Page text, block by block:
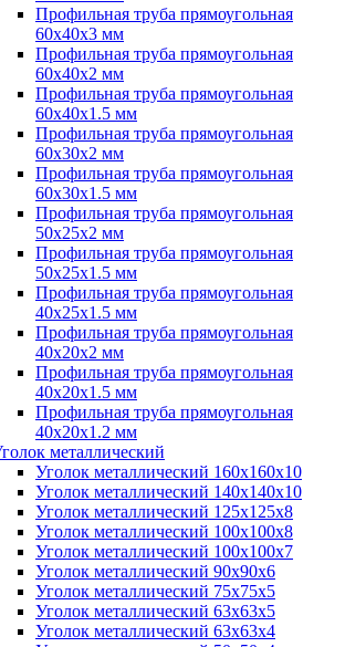
Профильная труба прямоугольная
60х40х3 мм
Профильная труба прямоугольная
60х40х2 мм
Профильная труба прямоугольная
60х40х1.5 мм
Профильная труба прямоугольная
60х30х2 мм
Профильная труба прямоугольная
60х30х1.5 мм
Профильная труба прямоугольная
50х25х2 мм
Профильная труба прямоугольная
50х25х1.5 мм
Профильная труба прямоугольная
40х25х1.5 мм
Профильная труба прямоугольная
40х20х2 мм
Профильная труба прямоугольная
40х20х1.5 мм
Профильная труба прямоугольная
40х20х1.2 мм
металлический
Уголок металлический 160х160х10
Уголок металлический 140х140х10
Уголок металлический 125х125х8
Уголок металлический 100х100х8
Уголок металлический 100х100х7
Уголок металлический 90х90х6
Уголок металлический 75х75х5
Уголок металлический 63х63х5
Уголок металлический 63х63х4